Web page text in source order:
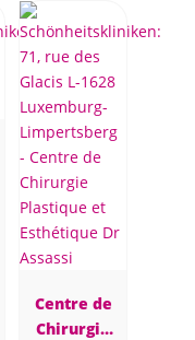
Centre de
Chirurgie